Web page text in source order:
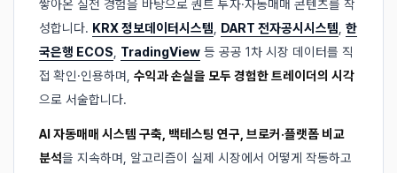
쌓아온 실전 경험을 바탕으로 퀀트 투자·자동매매 콘텐츠를 작
성합니다. KRX 정보데이터시스템, DART 전자공시시스템, 한
국은행 ECOS, TradingView 등 공공 1차 시장 데이터를 직
접 확인·인용하며, 수익과 손실을 모두 경험한 트레이더의 시각
으로 서술합니다.
AI 자동매매 시스템 구축, 백테스팅 연구, 브로커·플랫폼 비교
분석을 지속하며, 알고리즘이 실제 시장에서 어떻게 작동하고